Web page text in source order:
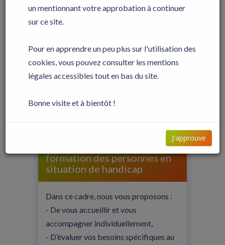
un mentionnant votre approbation à continuer
sur ce site.
Pour en apprendre un peu plus sur l'utilisation des
cookies, vous pouvez consulter les mentions
légales accessibles tout en bas du site.
Bonne visite et à bientôt !
J'approuve
- les aides aux apprentis
accompagnement des
personnes en
engagé dans une démarche
formation des personnes en
situation de handicap
Dans ce cadre, nous vous proposons :
- De vous accueillir et vous
accompagner individuellement,
- D’évaluer vos besoins spécifiques au